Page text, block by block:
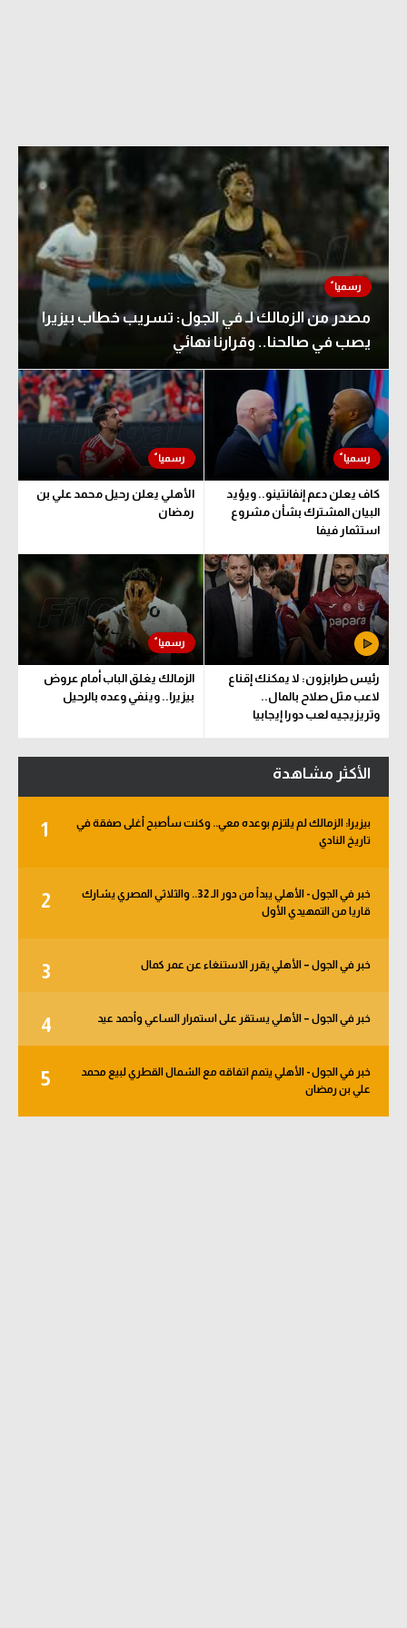
كل البطولات
أقسام
الكرة المصرية
الدوري المصري
الكرة الأوروبية
منتخب مصر
سعودي في الجول
الدوري الإنجليزي
الدوري الإسباني
دوري أبطال أوروبا
القسم الثاني
رياضات أخرى
أمم إفريقيا
كرة السلة الأمريكية
كرة سلة
كرة يد
كرة طائرة
الوطن العربي
رياضة نسائية
أمريكا
ركن الألعاب
أقسام خاصة
Gamers
مصدر من الزمالك لـ في الجول: تسريب خطاب بيزيرا
يصب في صالحنا.. وقرارنا نهائي
كاف يعلن دعم إنفانتينو.. ويؤيد
البيان المشترك بشأن مشروع
استثمار فيفا
الأهلي يعلن رحيل محمد علي بن
رمضان
رئيس طرابزون: لا يمكنك إقناع
لاعب مثل صلاح بالمال..
وتريزيجيه لعب دورا إيجابيا
الزمالك يغلق الباب أمام عروض
بيزيرا.. وينفي وعده بالرحيل
الأكثر مشاهدة
1
بيزيرا: الزمالك لم يلتزم بوعده معي.. وكنت سأصبح أغلى صفقة في
تاريخ النادي
2
خبر في الجول - الأهلي يبدأ من دور الـ 32.. والثلاثي المصري يشارك
قاريا من التمهيدي الأول
3 خبر في الجول – الأهلي يقرر الاستنغاء عن عمر كمال
4 خبر في الجول – الأهلي يستقر على استمرار الساعي وأحمد عيد
5
خبر في الجول - الأهلي يتمم اتفاقه مع الشمال القطري لبيع محمد
علي بن رمضان